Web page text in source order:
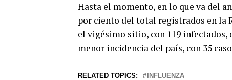
Hasta el momento, en lo que va del
por ciento del total registrados en la
el vigésimo sitio, con 119 infectados,
menor incidencia del país, con 35
RELATED TOPICS: INFLUENZA